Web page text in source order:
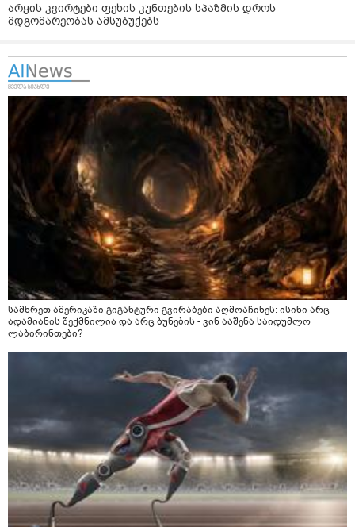
არყის კვირტები ფეხის კუნთების სპაზმის დროს
მდგომარეობას ამსუბუქებს
სამხრეთ ამერიკაში გიგანტური გვირაბები აღმოაჩინეს: ისინი არც
ადამიანის შექმნილია და არც ბუნების - ვინ ააშენა საიდუმლო
ლაბირინთები?